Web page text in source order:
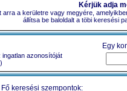
Kérjük adja
arra a kerületre vagy megyére,
állítsa be baloldalt a töbi keresési
Egy
azonosítóját
Fő keresési szempontok: